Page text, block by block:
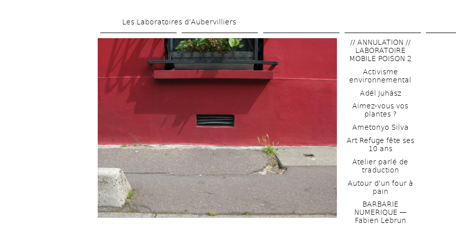
contenu
Les Laboratoires d’Aubervilliers
// ANNULATION //
LABORATOIRE
MOBILE POISON 2
Activisme
environnemental
Adél Juhász
Aimez-vous vos
plantes ?
Ametonyo Silva
Art Refuge fête ses
10 ans
Atelier parlé de
traduction
Autour d'un four à
pain
BARBARIE
NUMERIQUE —
Fabien Lebrun